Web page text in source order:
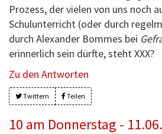
Prozess, der vielen von uns noch
Schulunterricht (oder durch
durch Alexander Bommes bei
erinnerlich sein dürfte, steht XXX?
Zu den Antworten
Twittern Teilen
10 am Donnerstag -